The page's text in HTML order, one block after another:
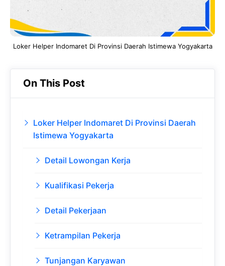
Loker Helper Indomaret Di Provinsi Daerah Istimewa Yogyakarta
On This Post
Loker Helper Indomaret Di Provinsi Daerah
Istimewa Yogyakarta
Detail Lowongan Kerja
Kualifikasi Pekerja
Detail Pekerjaan
Ketrampilan Pekerja
Tunjangan Karyawan